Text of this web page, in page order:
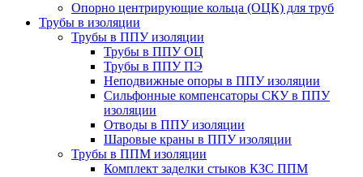
Опорно центрирующие кольца (ОЦК) для труб
Трубы в изоляции
Трубы в ППУ изоляции
Трубы в ППУ ОЦ
Трубы в ППУ ПЭ
Неподвижные опоры в ППУ изоляции
Сильфонные компенсаторы СКУ в ППУ
изоляции
Отводы в ППУ изоляции
Шаровые краны в ППУ изоляции
Трубы в ППМ изоляции
Комплект заделки стыков КЗС ППМ